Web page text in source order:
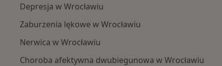
Depresja w Wrocławiu
Zaburzenia lękowe w Wrocławiu
Nerwica w Wrocławiu
Choroba afektywna dwubiegunowa w Wrocławiu